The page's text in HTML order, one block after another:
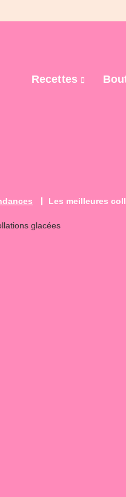
Recettes
Les meilleures